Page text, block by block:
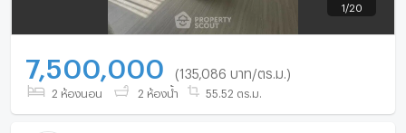
1 /20
7,500,000 (135,086 บาท/ตร.ม.)
2 ห้องนอน 2 ห้องน้ำ 55.52 ตร.ม.